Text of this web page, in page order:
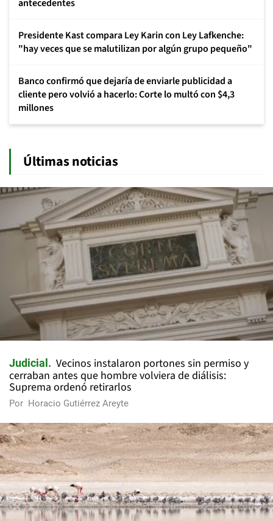
antecedentes
Presidente Kast compara Ley Karin con Ley Lafkenche:
"hay veces que se malutilizan por algún grupo pequeño"
Banco confirmó que dejaría de enviarle publicidad a
cliente pero volvió a hacerlo: Corte lo multó con $4,3
millones
Últimas noticias
Judicial
Vecinos instalaron portones sin permiso y
cerraban antes que hombre volviera de diálisis:
Suprema ordenó retirarlos
Por Horacio Gutiérrez Areyte